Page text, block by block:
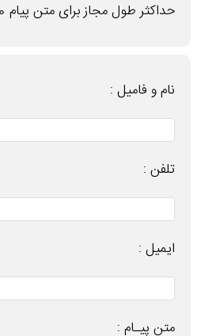
حداکثر طول مجاز برای متن پیام 500 کاراکتر است .
نام و فامیل :
تلفن :
ایمیل :
متن پیـام :